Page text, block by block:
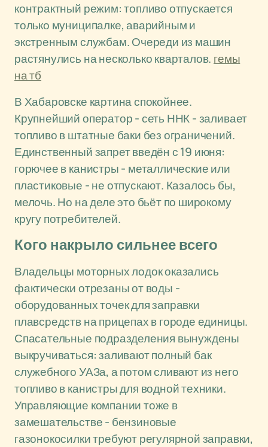
контрактный режим: топливо отпускается
только муниципалке, аварийным и
экстренным службам. Очереди из машин
растянулись на несколько кварталов. гемы
на тб
В Хабаровске картина спокойнее.
Крупнейший оператор - сеть ННК - заливает
топливо в штатные баки без ограничений.
Единственный запрет введён с 19 июня:
горючее в канистры - металлические или
пластиковые - не отпускают. Казалось бы,
мелочь. Но на деле это бьёт по широкому
кругу потребителей.
Кого накрыло сильнее всего
Владельцы моторных лодок оказались
фактически отрезаны от воды -
оборудованных точек для заправки
плавсредств на прицепах в городе единицы.
Спасательные подразделения вынуждены
выкручиваться: заливают полный бак
служебного УАЗа, а потом сливают из него
топливо в канистры для водной техники.
Управляющие компании тоже в
замешательстве - бензиновые
газонокосилки требуют регулярной заправки,